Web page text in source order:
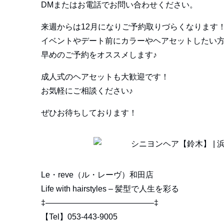
DMまたはお電話でお問い合わせください。
来週からは12月になりご予約取りづらくなります
イベントやデート前にカラーやヘアセットしたい
早めのご予約をオススメします♪
成人式のヘアセットも大歓迎です！
お気軽にご相談ください♪
ぜひお待ちしております！
Le・reve（ル・レーヴ）和田店
Life with hairstyles – 髪型で人生を彩る
‡—————————————–‡
【Tel】053-443-9005